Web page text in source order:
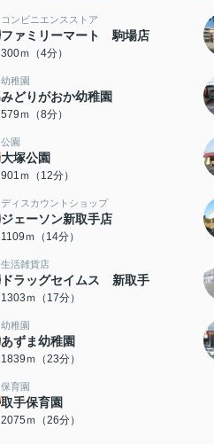
コンビニエンスストア
ファミリーマート 駒場店
300ｍ（4分）
幼稚園
みどりがおか幼稚園
579ｍ（8分）
公園
大塚公園
901ｍ（12分）
ディスカウントショップ
ジェーソン新取手店
1109ｍ（14分）
生活雑貨店
ドラッグセイムス 新取手
1303ｍ（17分）
幼稚園
あずま幼稚園
1839ｍ（23分）
保育園
取手保育園
2075ｍ（26分）